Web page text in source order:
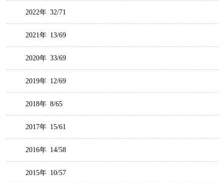
2022年 32/71
2021年 13/69
2020年 33/69
2019年 12/69
2018年 8/65
2017年 15/61
2016年 14/58
2015年 10/57